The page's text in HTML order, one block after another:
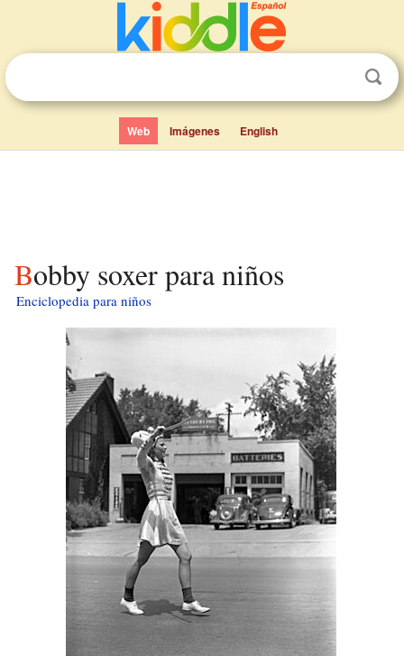
Web Imágenes English
Bobby soxer para niños
Enciclopedia para niños